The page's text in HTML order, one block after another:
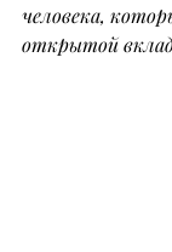
человека,
открытой